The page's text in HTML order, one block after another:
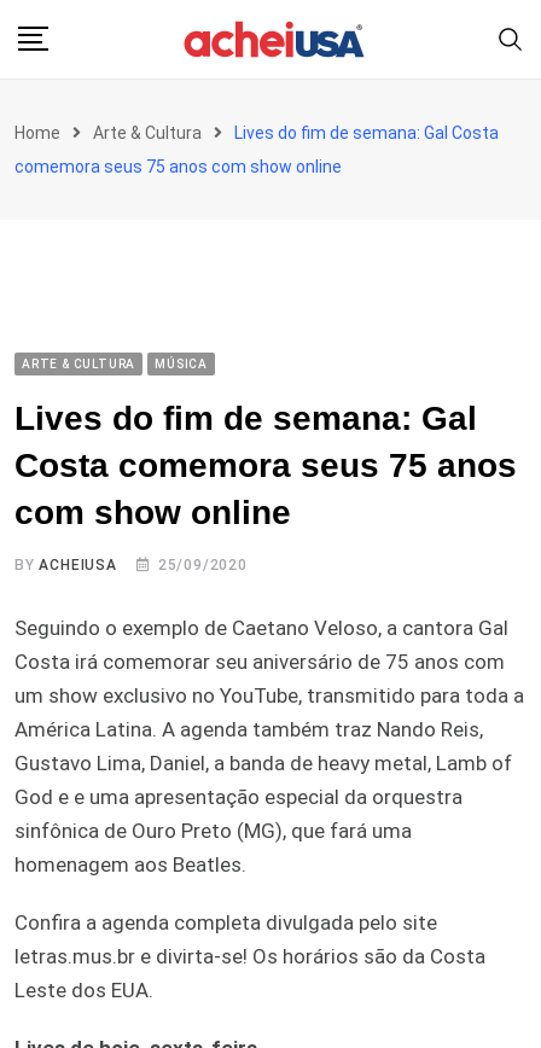
Home Arte & Cultura
Lives do fim de semana: Gal Costa
comemora seus 75 anos com show online
ARTE & CULTURA MÚSICA
Lives do fim de semana: Gal
Costa comemora seus 75 anos
com show online
BYACHEIUSA 25/09/2020
Seguindo o exemplo de Caetano Veloso, a cantora Gal
Costa irá comemorar seu aniversário de 75 anos com
um show exclusivo no YouTube, transmitido para toda a
América Latina. A agenda também traz Nando Reis,
Gustavo Lima, Daniel, a banda de heavy metal, Lamb of
God e e uma apresentação especial da orquestra
sinfônica de Ouro Preto (MG), que fará uma
homenagem aos Beatles.
Confira a agenda completa divulgada pelo site
letras.mus.br e divirta-se! Os horários são da Costa
Leste dos EUA.